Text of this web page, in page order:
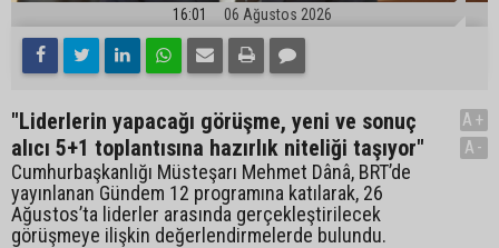
16:01 06 Ağustos 2026
"Liderlerin yapacağı görüşme, yeni ve sonuç
alıcı 5+1 toplantısına hazırlık niteliği taşıyor"
Cumhurbaşkanlığı Müsteşarı Mehmet Dânâ, BRT’de
yayınlanan Gündem 12 programına katılarak, 26
Ağustos’ta liderler arasında gerçekleştirilecek
görüşmeye ilişkin değerlendirmelerde bulundu.
A+
A-